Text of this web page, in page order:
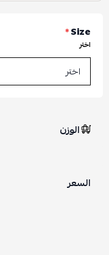
Size
*
اختر
الوزن
السعر